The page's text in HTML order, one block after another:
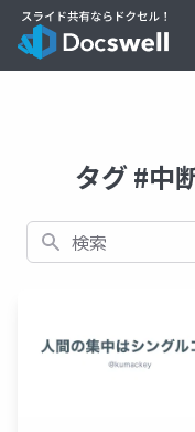
タグ #中
検索